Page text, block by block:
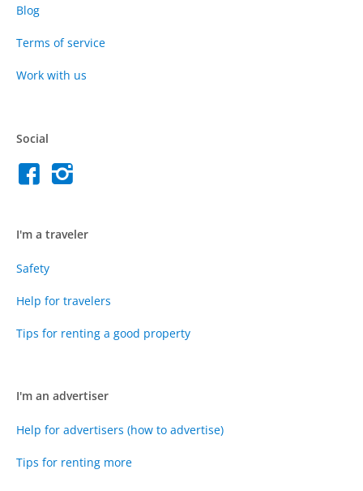
Blog
Terms of service
Work with us
Social
I'm a traveler
Safety
Help for travelers
Tips for renting a good property
I'm an advertiser
Help for advertisers (how to advertise)
Tips for renting more